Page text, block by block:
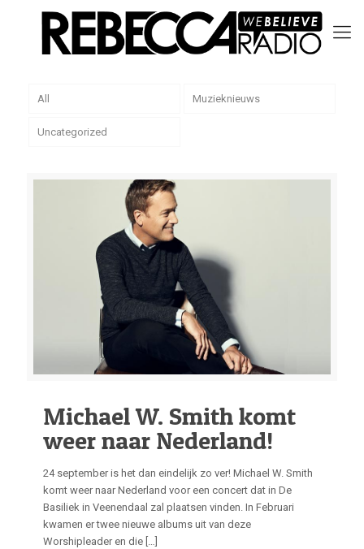
All Muzieknieuws
Uncategorized
Michael W. Smith komt
weer naar Nederland!
24 september is het dan eindelijk zo ver! Michael W. Smith
komt weer naar Nederland voor een concert dat in De
Basiliek in Veenendaal zal plaatsen vinden. In Februari
kwamen er twee nieuwe albums uit van deze
Worshipleader en die […]